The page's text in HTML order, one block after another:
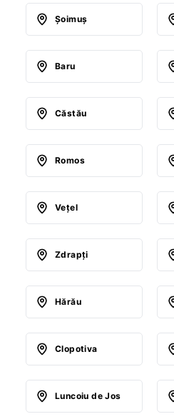
Şoimuş
Baru
Căstău
Romos
Veţel
Zdrapţi
Hărău
Clopotiva
Luncoiu de Jos